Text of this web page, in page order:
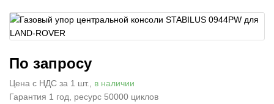
По запросу
Цена с НДС за 1 шт., в наличии
Гарантия 1 год, ресурс 50000 циклов